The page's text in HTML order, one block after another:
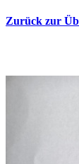
Zurück zur